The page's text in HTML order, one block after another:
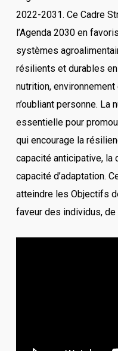
2022-2031. Ce Cadre
l’Agenda 2030 en
systèmes
résilients et durables
nutrition,
n’oubliant personne. La
essentielle pour
qui encourage la
capacité anticipative, la
capacité d’adaptation.
atteindre les Objectifs
faveur des individus,